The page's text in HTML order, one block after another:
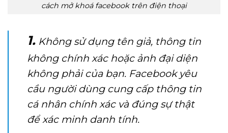
cách mở khoá facebook trên điện thoại
1. Không sử dụng tên giả, thông tin
không chính xác hoặc ảnh đại diện
không phải của bạn. Facebook yêu
cầu người dùng cung cấp thông tin
cá nhân chính xác và đúng sự thật
để xác minh danh tính.